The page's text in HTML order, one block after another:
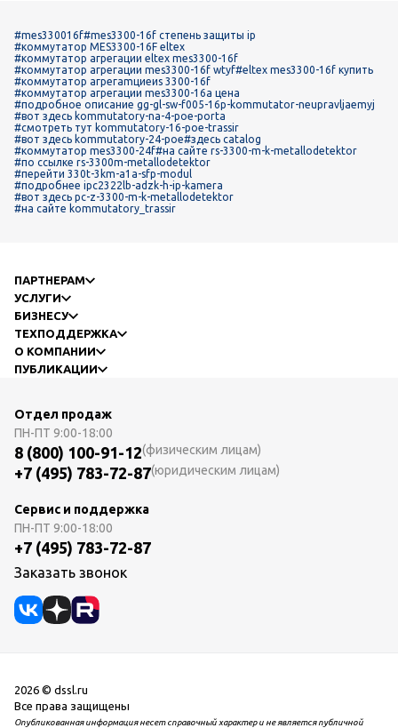
#mes330016f#mes3300-16f степень защиты ip
#коммутатор MES3300-16F eltex
#коммутатор агрегации eltex mes3300-16f
#коммутатор агрегации mes3300-16f wtyf#eltex mes3300-16f купить
#коммутатор агрегаmциeиs 3300-16f
#коммутатор агрегации mes3300-16а цена
#подробное описание gg-gl-sw-f005-16p-kommutator-neupravljaemyj
#вот здесь kommutatory-na-4-poe-porta
#смотреть тут kommutatory-16-poe-trassir
#вот здесь kommutatory-24-poe#здесь catalog
#коммутатор mes3300-24f#на сайте rs-3300-m-k-metallodetektor
#по ссылке rs-3300m-metallodetektor
#перейти 330t-3km-a1a-sfp-modul
#подробнее ipc2322lb-adzk-h-ip-kamera
#вот здесь pc-z-3300-m-k-metallodetektor
#на сайте kommutatory_trassir
ПАРТНЕРАМ
УСЛУГИ
БИЗНЕСУ
ТЕХПОДДЕРЖКА
О КОМПАНИИ
ПУБЛИКАЦИИ
Отдел продаж
ПН-ПТ 9:00-18:00
8 (800) 100-91-12(физическим лицам)
+7 (495) 783-72-87(юридическим лицам)
Сервис и поддержка
ПН-ПТ 9:00-18:00
+7 (495) 783-72-87
Заказать звонок
2026 © dssl.ru
Все права защищены
Опубликованная информация несет справочный характер и не является публичной